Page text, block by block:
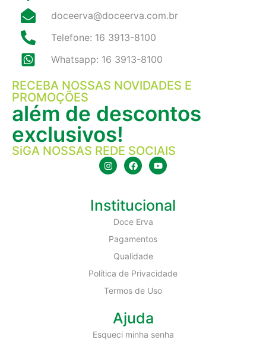
doceerva@doceerva.com.br
Telefone: 16 3913-8100
Whatsapp: 16 3913-8100
RECEBA NOSSAS NOVIDADES E
PROMOÇÕES
além de descontos
exclusivos!
SiGA NOSSAS REDE SOCIAIS
Institucional
Doce Erva
Pagamentos
Qualidade
Política de Privacidade
Termos de Uso
Ajuda
Esqueci minha senha